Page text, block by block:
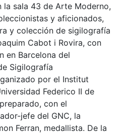
la sala 43 de Arte Moderno,
y aficionados,
y colección de sigilografía
Cabot i Rovira, con
en Barcelona del
Sigilografía
por el Institut
Federico II de
con el
jefe del GNC, la
Ferran, medallista. De la